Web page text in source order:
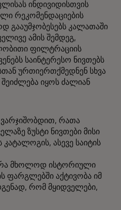
ინდივიდისთვის
რეკომენდაციების
გააუმჯობესებს კალათაში
ამის შემდეგ,
ფილტრაციის
საინტერესო ნივთებს
ურთიერთქმედნენ სხვა
იყოს ძალიან
რათა
ზუსტი ნივთები მისი
ასევე საიტის
მხოლოდ ისტორიული
ფარგლებში აქტივობა იმ
რომ მყიდველები,